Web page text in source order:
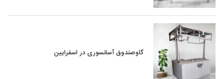
گاوصندوق آسانسوری در اسفرایین